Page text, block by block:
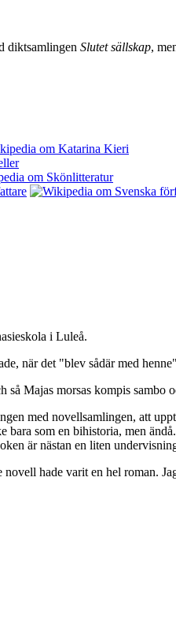
diktsamlingen Slutet sällskap,
i Luleå.
när det "blev sådär med
så Majas morsas kompis sambo
med novellsamlingen, att
som en bihistoria, men
är nästan en liten
hade varit en hel roman.